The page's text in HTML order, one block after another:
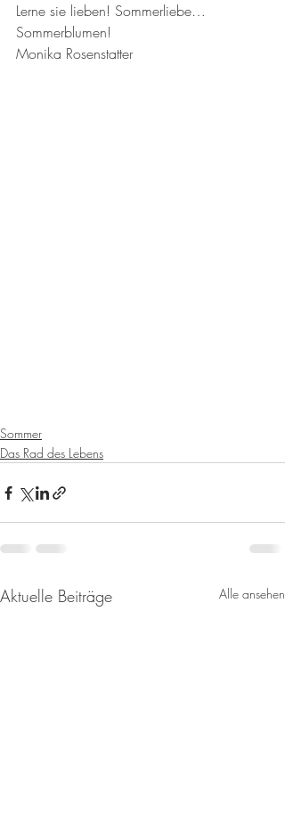
Lerne sie lieben! Sommerliebe…
Sommerblumen!
Monika Rosenstatter
Sommer
Das Rad des Lebens
Aktuelle Beiträge Alle ansehen